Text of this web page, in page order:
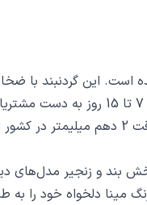
از دیگر مشخصات گردنبند الهه کد 711 ظرافت و دقت
دلخواه خود را به